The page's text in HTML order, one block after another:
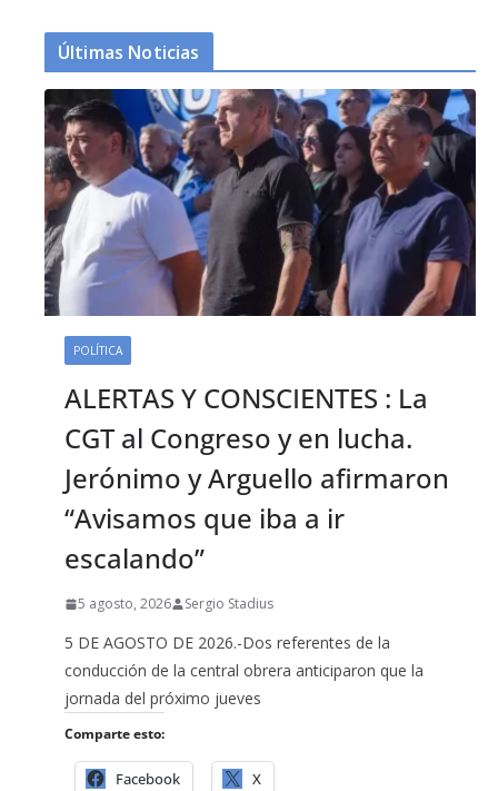
Últimas Noticias
POLÍTICA
ALERTAS Y CONSCIENTES : La
CGT al Congreso y en lucha.
Jerónimo y Arguello afirmaron
“Avisamos que iba a ir
escalando”
5 agosto, 2026 Sergio Stadius
5 DE AGOSTO DE 2026.-Dos referentes de la
conducción de la central obrera anticiparon que la
jornada del próximo jueves
Comparte esto:
Facebook X